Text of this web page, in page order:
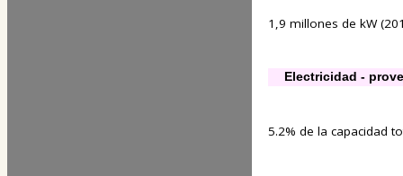
1,9 millones de kW
Electricidad -
5.2% de la capacidad